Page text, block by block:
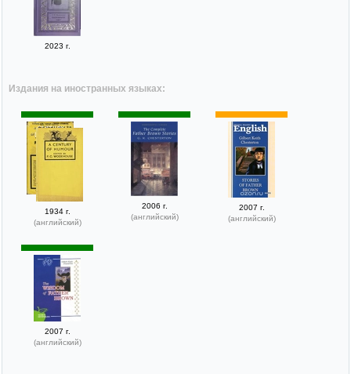
2023 г.
Издания на иностранных языках:
1934 г.
(английский)
2006 г.
(английский)
2007 г.
(английский)
2007 г.
(английский)